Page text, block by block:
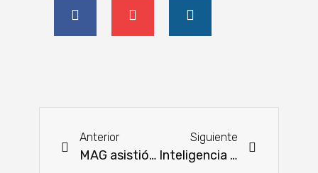
Anterior
MAG asistió a 20.000 familias productoras afectadas por sequía entre enero y febrero
Siguiente
Inteligencia artificial, insumos ecológicos y plantas fotovoltaicas al servicio del campo